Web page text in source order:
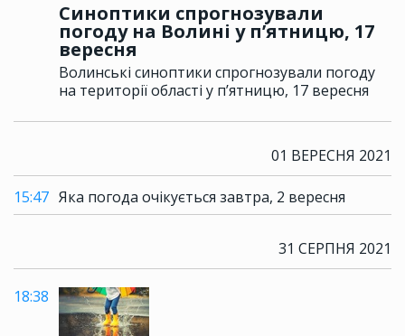
Синоптики спрогнозували
погоду на Волині у п’ятницю, 17
вересня
Волинські синоптики спрогнозували погоду
на території області у п’ятницю, 17 вересня
01 ВЕРЕСНЯ 2021
15:47 Яка погода очікується завтра, 2 вересня
31 СЕРПНЯ 2021
18:38